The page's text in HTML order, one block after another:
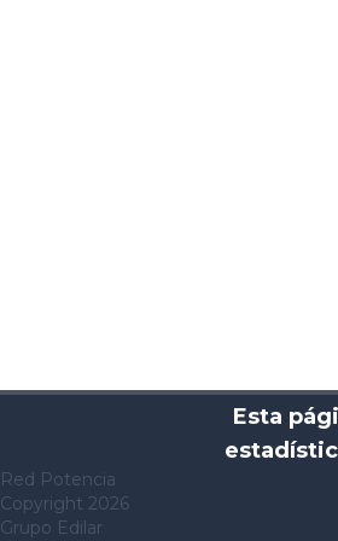
Red Potencia
Copyright 2026
Grupo Edilar
Esta